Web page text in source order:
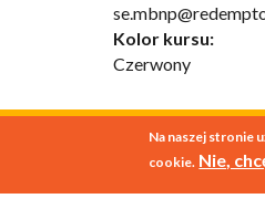
Kolor kursu:
Czerwony
© 2026SESA Polska
Na naszej stronie
cookie. Nie,